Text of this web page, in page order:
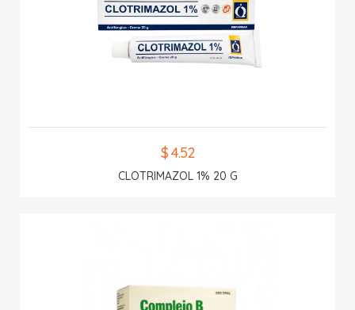
$ 4.52
CLOTRIMAZOL 1% 20 G